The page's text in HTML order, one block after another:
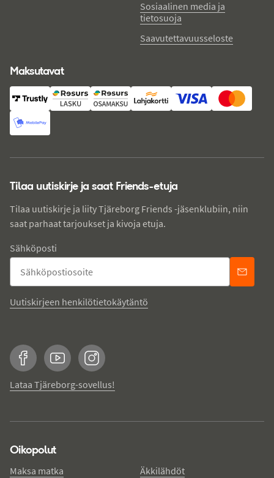
Sosiaalinen media ja
tietosuoja
Saavutettavuusseloste
Maksutavat
Tilaa uutiskirje ja saat Friends-etuja
Tilaa uutiskirje ja liity Tjäreborg Friends -jäsenklubiin, niin
saat parhaat tarjoukset ja kivoja etuja.
Sähköposti
Uutiskirjeen henkilötietokäytäntö
FacebookYouTubeInstagram
Lataa Tjäreborg-sovellus!
Oikopolut
Maksa matka
Äkkilähdöt